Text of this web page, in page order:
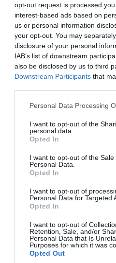
opt-out request is processed
interest-based ads based on
us or personal information
your opt-out. You may
disclosure of your personal
IAB’s list of downstream
also be disclosed by us to third
Downstream Participants that
Please note that this website/
not limited to your visit or usage
grant or deny consent to
use your data for below
consent section.
Personal Data Processing
I want to opt-out of the
personal data.
Opted In
I want to opt-out of the Sale
Personal Data.
Opted In
I want to opt-out of
Personal Data for Targeted
Opted In
I want to opt-out of
Retention, Sale, and/or
Personal Data that Is
Purposes for which it was
Opted Out
PRONEWS.GR / ΕΣΩΤΕΡΙΚΗ ΑΣΦΑΛΕΙΑ
«Θρίλερ» στον
Δείτε φωτογραφίες